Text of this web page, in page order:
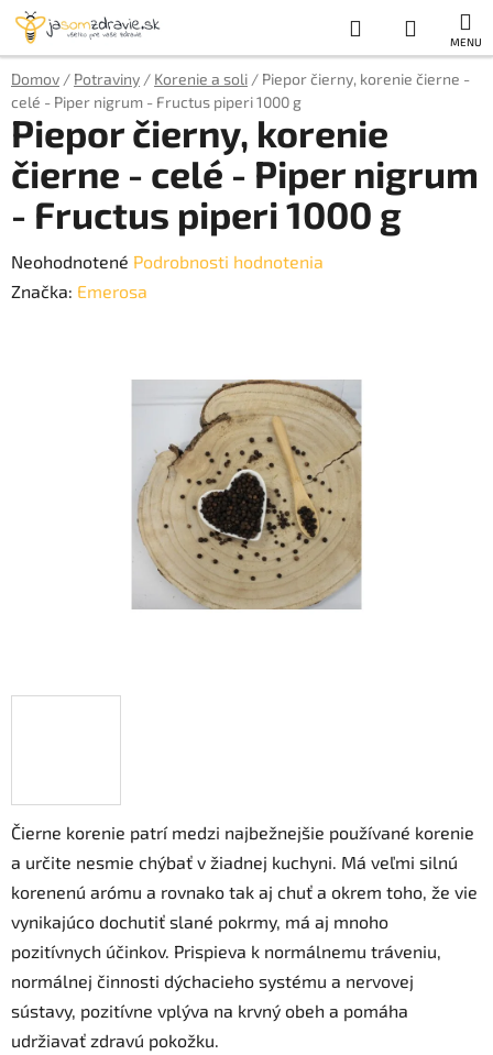
Prejsť
obsah
Hľadať
KOŠÍK
Domov / Potraviny / Korenie a soli / Piepor čierny, korenie čierne -
celé - Piper nigrum - Fructus piperi 1000 g
Čierne korenie patrí medzi najbežnejšie používané korenie
a určite nesmie chýbať v žiadnej kuchyni. Má veľmi silnú
korenenú arómu a rovnako tak aj chuť a okrem toho, že vie
vynikajúco dochutiť slané pokrmy, má aj mnoho
pozitívnych účinkov. Prispieva k normálnemu tráveniu,
normálnej činnosti dýchacieho systému a nervovej
sústavy, pozitívne vplýva na krvný obeh a pomáha
udržiavať zdravú pokožku.
Piepor čierny, korenie
čierne - celé - Piper nigrum
- Fructus piperi 1000 g
Priemerné
hodnotenie
Neohodnotené Podrobnosti hodnotenia
Značka: Emerosa